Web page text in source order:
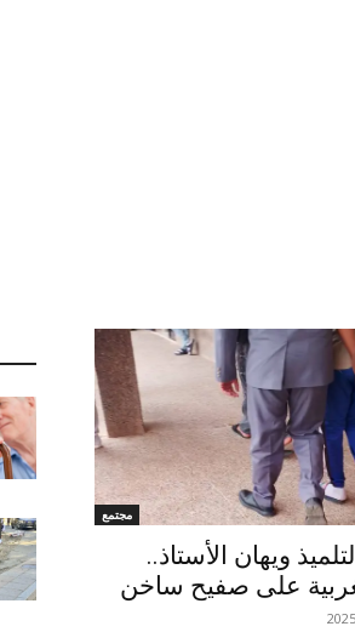
مجتمع
ويهان الأستاذ..
على صفيح ساخن